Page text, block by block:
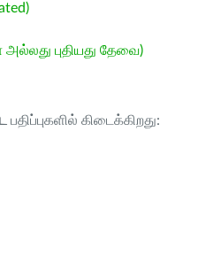
புதியது தேவை)
பதிப்புகளில் கிடைக்கிறது: